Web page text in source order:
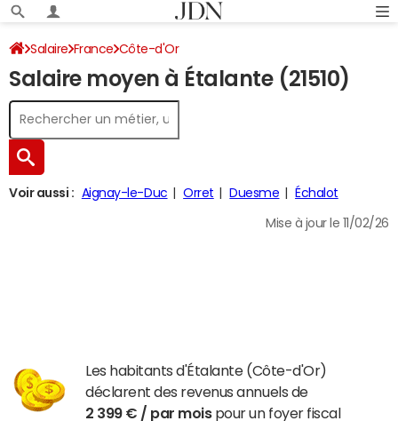
Salaire France Côte-d'Or
Salaire moyen à Étalante (21510)
Voir aussi : Aignay-le-Duc Orret Duesme Échalot
Mise à jour le 11/02/26
Les habitants d'Étalante (Côte-d'Or)
déclarent des revenus annuels de
2 399 € / par moispour un foyer fiscal